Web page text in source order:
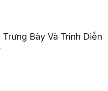
Bày Và Trình Diễn